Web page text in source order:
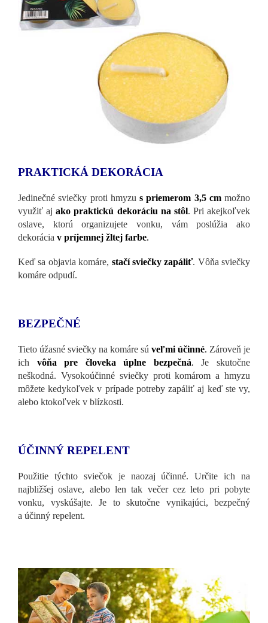
PRAKTICKÁ DEKORÁCIA
Jedinečné sviečky proti hmyzu s priemerom 3,5 cmmožno
využiť ajako praktickú dekoráciu na stôl. Pri akejkoľvek
oslave, ktorú organizujete vonku, vám poslúžia ako
dekorácia v príjemnej žltej farbe.
Keď sa objavia komáre, stačí sviečky zapáliť. Vôňa sviečky
komáre odpudí.
BEZPEČNÉ
Tieto úžasné sviečky na komáre sú veľmi účinné. Zároveň je
ich vôňa pre človeka úplne bezpečná. Je skutočne
neškodná. Vysokoúčinné sviečky proti komárom a hmyzu
môžete kedykoľvek v prípade potreby zapáliť aj keď ste vy,
alebo ktokoľvek v blízkosti.
ÚČINNÝ REPELENT
Použitie týchto sviečok je naozaj účinné. Určite ich na
najbližšej oslave, alebo len tak večer cez leto pri pobyte
vonku, vyskúšajte. Je to skutočne vynikajúci, bezpečný
a účinný repelent.